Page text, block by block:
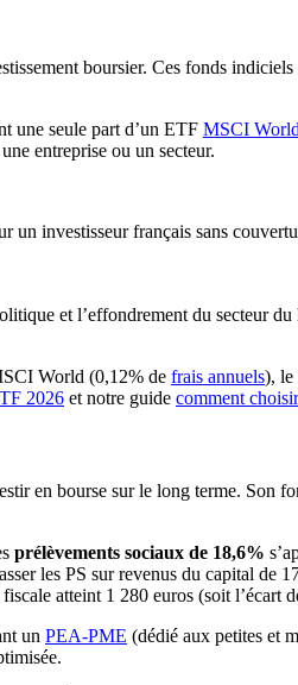
boursier. Ces fonds
une seule part d’un ETF MSCI World
entreprise ou un secteur.
investisseur français sans
et l’effondrement du secteur
World (0,12% de frais annuels), le
2026 et notre guide comment
en bourse sur le long terme. Son
prélèvements sociaux de 18,6%
les PS sur revenus du capital de
atteint 1 280 euros (soit l’écart
un PEA-PME (dédié aux petites et